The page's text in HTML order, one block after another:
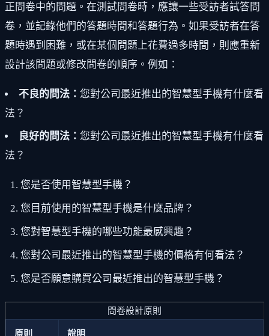
正問卷中的問題。在測試問卷時，應讓一些受訪者試答問
卷，並記錄他們的答題時間和答題行為。如果受訪者在答
題時遇到困難，或在某個問題上花費過多時間，則應重新
設計該問題或修改問卷的順序。例如：
不良的問法： 您對公司最近推出的智慧型手機有什麼看
法？
良好的問法： 您對公司最近推出的智慧型手機有什麼看
法？
您是否使用智慧型手機？
您目前使用的智慧型手機是什麼品牌？
您對智慧型手機的哪些功能最感興趣？
您對公司最近推出的智慧型手機的價格有何看法？
您是否願意購買公司最近推出的智慧型手機？
問卷設計原則
原則 說明